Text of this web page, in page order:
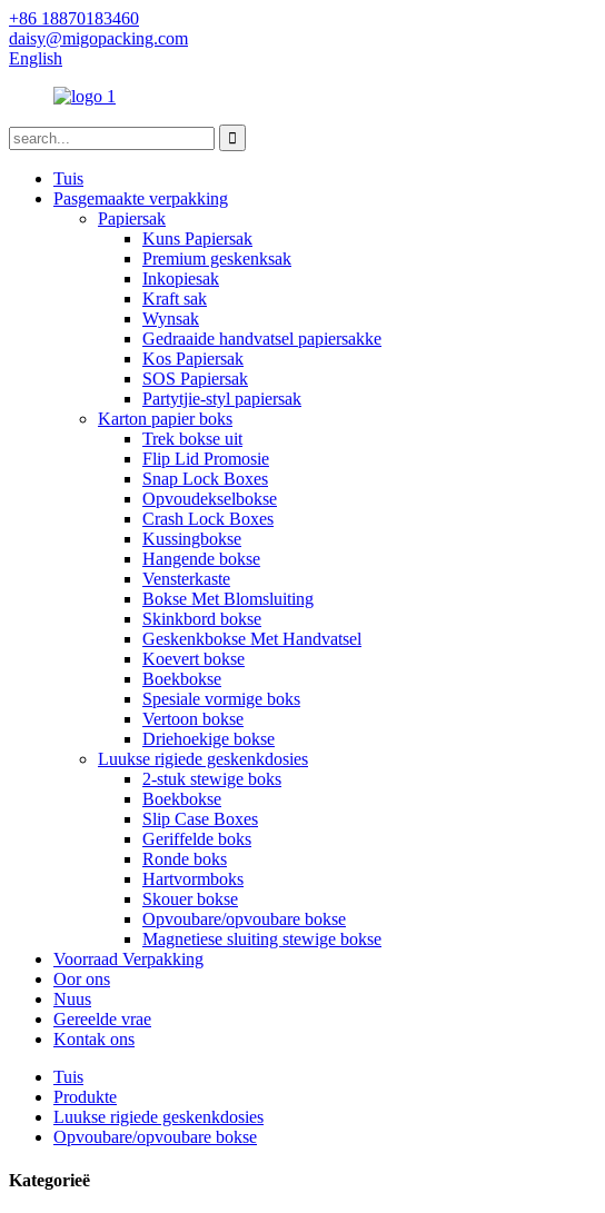
+86 18870183460
daisy@migopacking.com
English
Tuis
Pasgemaakte verpakking
Papiersak
Kuns Papiersak
Premium geskenksak
Inkopiesak
Kraft sak
Wynsak
Gedraaide handvatsel papiersakke
Kos Papiersak
SOS Papiersak
Partytjie-styl papiersak
Karton papier boks
Trek bokse uit
Flip Lid Promosie
Snap Lock Boxes
Opvoudekselbokse
Crash Lock Boxes
Kussingbokse
Hangende bokse
Vensterkaste
Bokse Met Blomsluiting
Skinkbord bokse
Geskenkbokse Met Handvatsel
Koevert bokse
Boekbokse
Spesiale vormige boks
Vertoon bokse
Driehoekige bokse
Luukse rigiede geskenkdosies
2-stuk stewige boks
Boekbokse
Slip Case Boxes
Geriffelde boks
Ronde boks
Hartvormboks
Skouer bokse
Opvoubare/opvoubare bokse
Magnetiese sluiting stewige bokse
Voorraad Verpakking
Oor ons
Nuus
Gereelde vrae
Kontak ons
Tuis
Produkte
Luukse rigiede geskenkdosies
Opvoubare/opvoubare bokse
Kategorieë